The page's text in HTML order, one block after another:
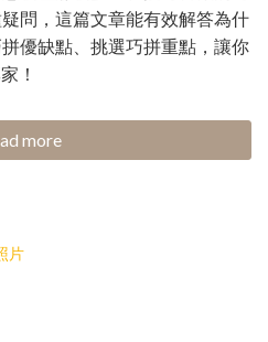
問，這篇文章能有效解答為什
優缺點、挑選巧拼重點，讓你
！
more